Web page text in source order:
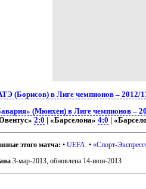
(Борисов) в Лиге чемпионов – 2012/
(Мюнхен) в Лиге чемпионов –
2:0 | «Барселона» 4:0 |
этого матча: •UEFA. •«Спорт-
3-мар-2013,обновлена 14-июн-2013